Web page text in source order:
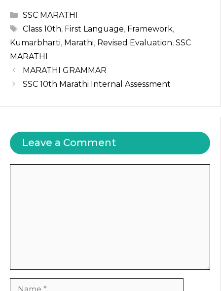
a
ts
A
p
p
c
e
b
o
k
e
g
ra
te
r
re
st
Categories
SSC MARATHI
Tags
Class 10th, First Language, Framework,
Kumarbharti, Marathi, Revised Evaluation, SSC
MARATHI
MARATHI GRAMMAR
SSC 10th Marathi Internal Assessment
Leave a Comment